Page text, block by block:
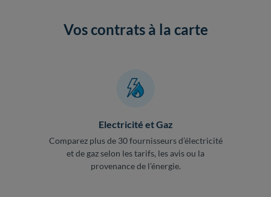
Vos contrats à la carte
Electricité et Gaz
Comparez plus de 30 fournisseurs d’électricité
et de gaz selon les tarifs, les avis ou la
provenance de l’énergie.